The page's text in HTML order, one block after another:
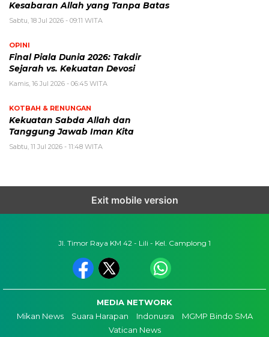
Kesabaran Allah yang Tanpa Batas
Sabtu, 18 Jul 2026 - 09:11 WITA
OPINI
Final Piala Dunia 2026: Takdir
Sejarah vs. Kekuatan Devosi
Kamis, 16 Jul 2026 - 06:45 WITA
KOTBAH & RENUNGAN
Kekuatan Sabda Allah dan
Tanggung Jawab Iman Kita
Sabtu, 11 Jul 2026 - 11:48 WITA
Exit mobile version
Jl. Timor Raya KM 42 - Lili - Kel. Camplong 1
MEDIA NETWORK
Mikan News
Suara Harapan Indonusra
MGMP Bindo SMA
Vatican News